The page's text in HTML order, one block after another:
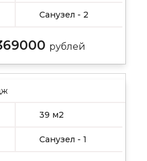
Санузел - 2
рублей
39 м2
Санузел - 1